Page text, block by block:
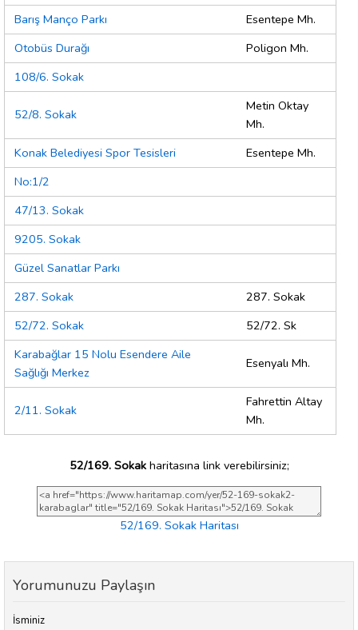
Barış Manço Parkı
Esentepe Mh.
Otobüs Durağı
Poligon Mh.
108/6. Sokak
52/8. Sokak
Metin Oktay
Mh.
Konak Belediyesi Spor Tesisleri
Esentepe Mh.
No:1/2
47/13. Sokak
9205. Sokak
Güzel Sanatlar Parkı
287. Sokak
287. Sokak
52/72. Sokak
52/72. Sk
Karabağlar 15 Nolu Esendere Aile
Sağlığı Merkez
Esenyalı Mh.
2/11. Sokak
Fahrettin Altay
Mh.
52/169. Sokakharitasına link verebilirsiniz;
52/169. Sokak Haritası
Yorumunuzu Paylaşın
İsminiz